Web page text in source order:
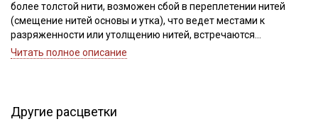
более толстой нити, возможен сбой в переплетении нитей
(смещение нитей основы и утка), что ведет местами к
разряженности или утолщению нитей, встречаются
непрокрасы и вплетения нитей другого цвета, легкое
ткани ±2см.
Рисунок нанесен не по плетению и местами не
Читать полное описание
Другие расцветки